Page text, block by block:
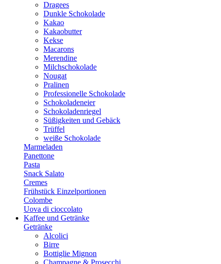
Dragees
Dunkle Schokolade
Kakao
Kakaobutter
Kekse
Macarons
Merendine
Milchschokolade
Nougat
Pralinen
Professionelle Schokolade
Schokoladeneier
Schokoladenriegel
Süßigkeiten und Gebäck
Trüffel
weiße Schokolade
Marmeladen
Panettone
Pasta
Snack Salato
Cremes
Frühstück Einzelportionen
Colombe
Uova di cioccolato
Kaffee und Getränke
Getränke
Alcolici
Birre
Bottiglie Mignon
Champagne & Prosecchi